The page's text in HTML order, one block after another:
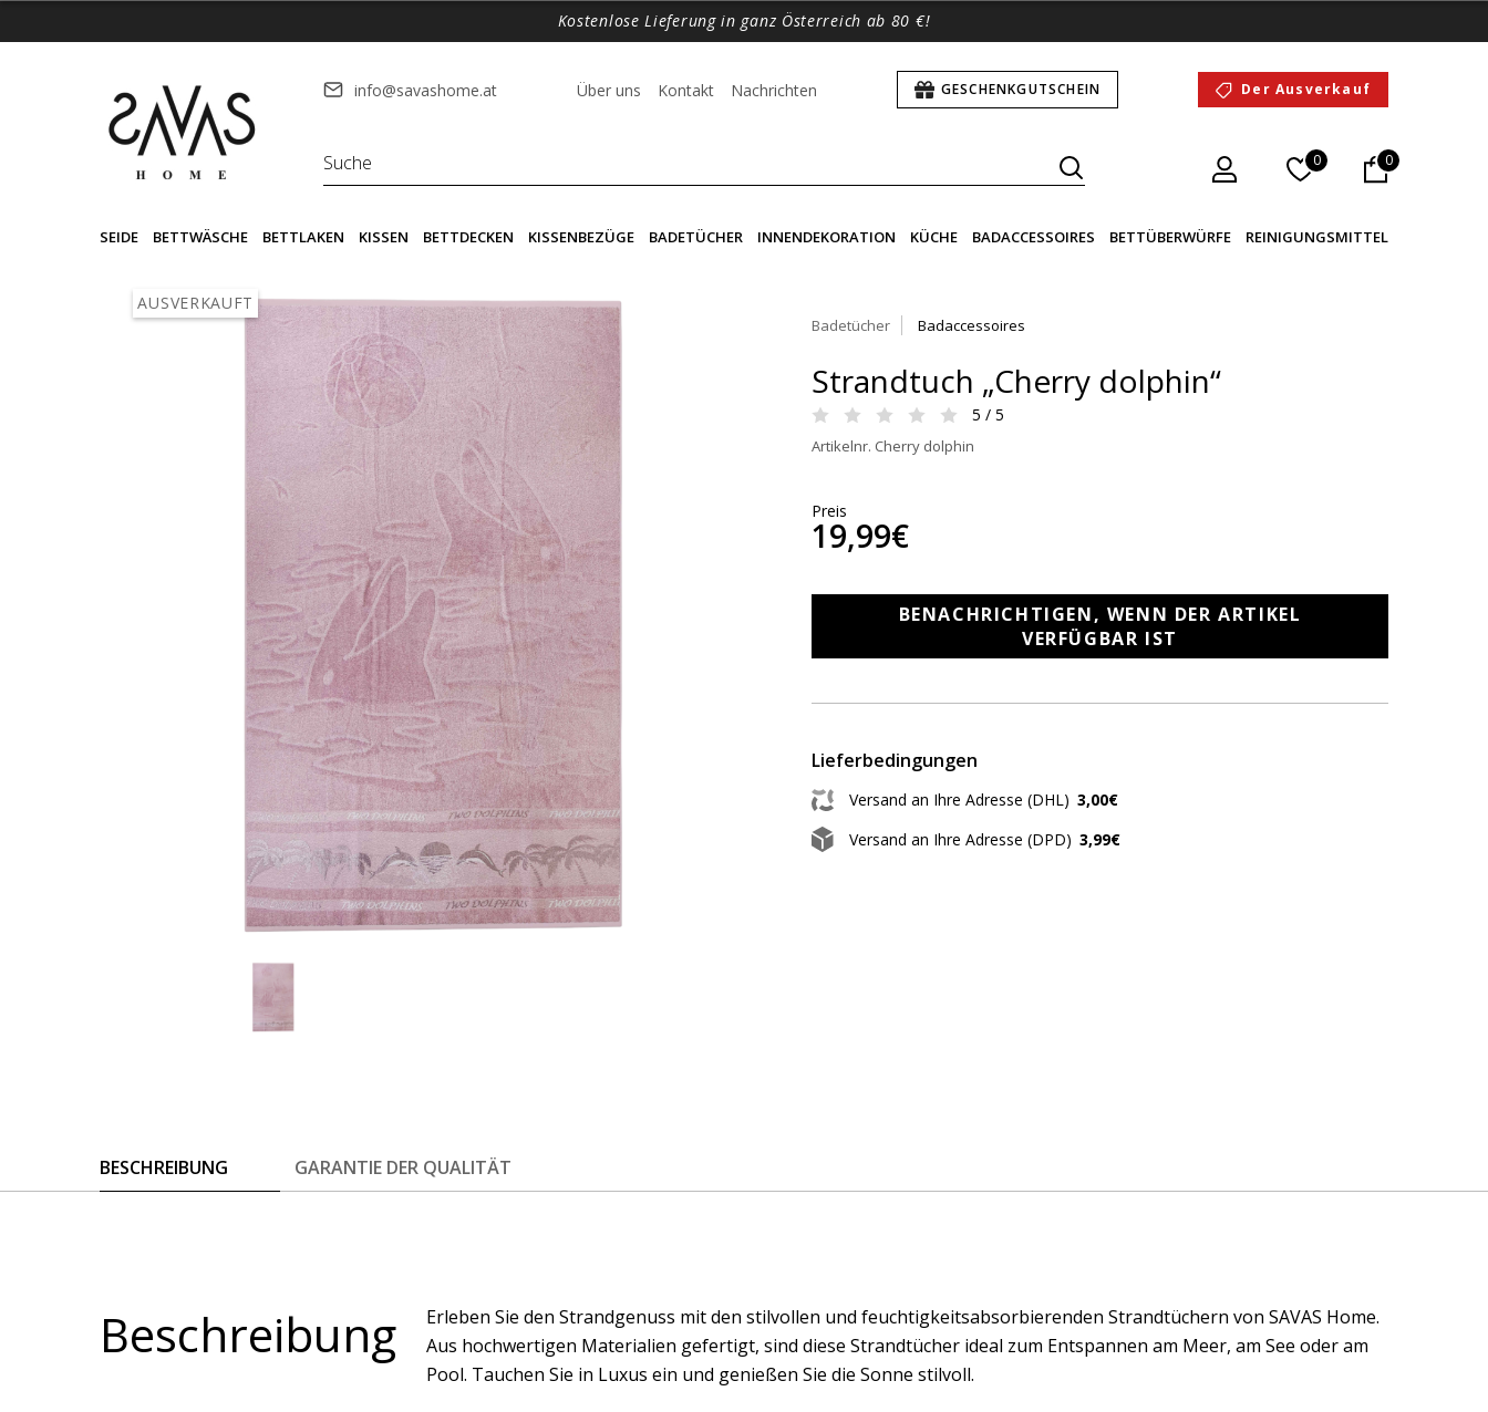
Kostenlose Lieferung in ganz Österreich ab 80 €!
info@savashome.at Über uns Kontakt Nachrichten GESCHENKGUTSCHEIN Der Ausverkauf
0 0
SEIDE BETTWÄSCHE BETTLAKEN KISSEN BETTDECKEN KISSENBEZÜGE BADETÜCHER INNENDEKORATION KÜCHE BADACCESSOIRES BETTÜBERWÜRFE REINIGUNGSMITTEL
AUSVERKAUFT
Badetücher Badaccessoires
Strandtuch „Cherry dolphin“
5 / 5
Artikelnr. Cherry dolphin
Preis
19,99€
BENACHRICHTIGEN, WENN DER ARTIKEL
VERFÜGBAR IST
Lieferbedingungen
Versand an Ihre Adresse (DHL) 3,00€
Versand an Ihre Adresse (DPD) 3,99€
BESCHREIBUNG GARANTIE DER QUALITÄT
Beschreibung
Erleben Sie den Strandgenuss mit den stilvollen und feuchtigkeitsabsorbierenden Strandtüchern von SAVAS Home.
Aus hochwertigen Materialien gefertigt, sind diese Strandtücher ideal zum Entspannen am Meer, am See oder am
Pool. Tauchen Sie in Luxus ein und genießen Sie die Sonne stilvoll.